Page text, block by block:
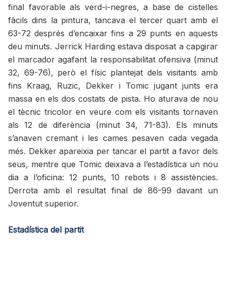
final favorable als verd-i-negres, a base de cistelles
fàcils dins la pintura, tancava el tercer quart amb el
63-72 després d’encaixar fins a 29 punts en aquests
deu minuts. Jerrick Harding estava disposat a capgirar
el marcador agafant la responsabilitat ofensiva (minut
32, 69-76), però el físic plantejat dels visitants amb
fins Kraag, Ruzic, Dekker i Tomic jugant junts era
massa en els dos costats de pista. Ho aturava de nou
el tècnic tricolor en veure com els visitants tornaven
als 12 de diferència (minut 34, 71-83). Els minuts
s’anaven cremant i les cames pesaven cada vegada
més. Dekker apareixia per tancar el partit a favor dels
seus, mentre que Tomic deixava a l’estadística un nou
dia a l’oficina: 12 punts, 10 rebots i 8 assistències.
Derrota amb el resultat final de 86-99 davant un
Joventut superior.
Estadística del partit